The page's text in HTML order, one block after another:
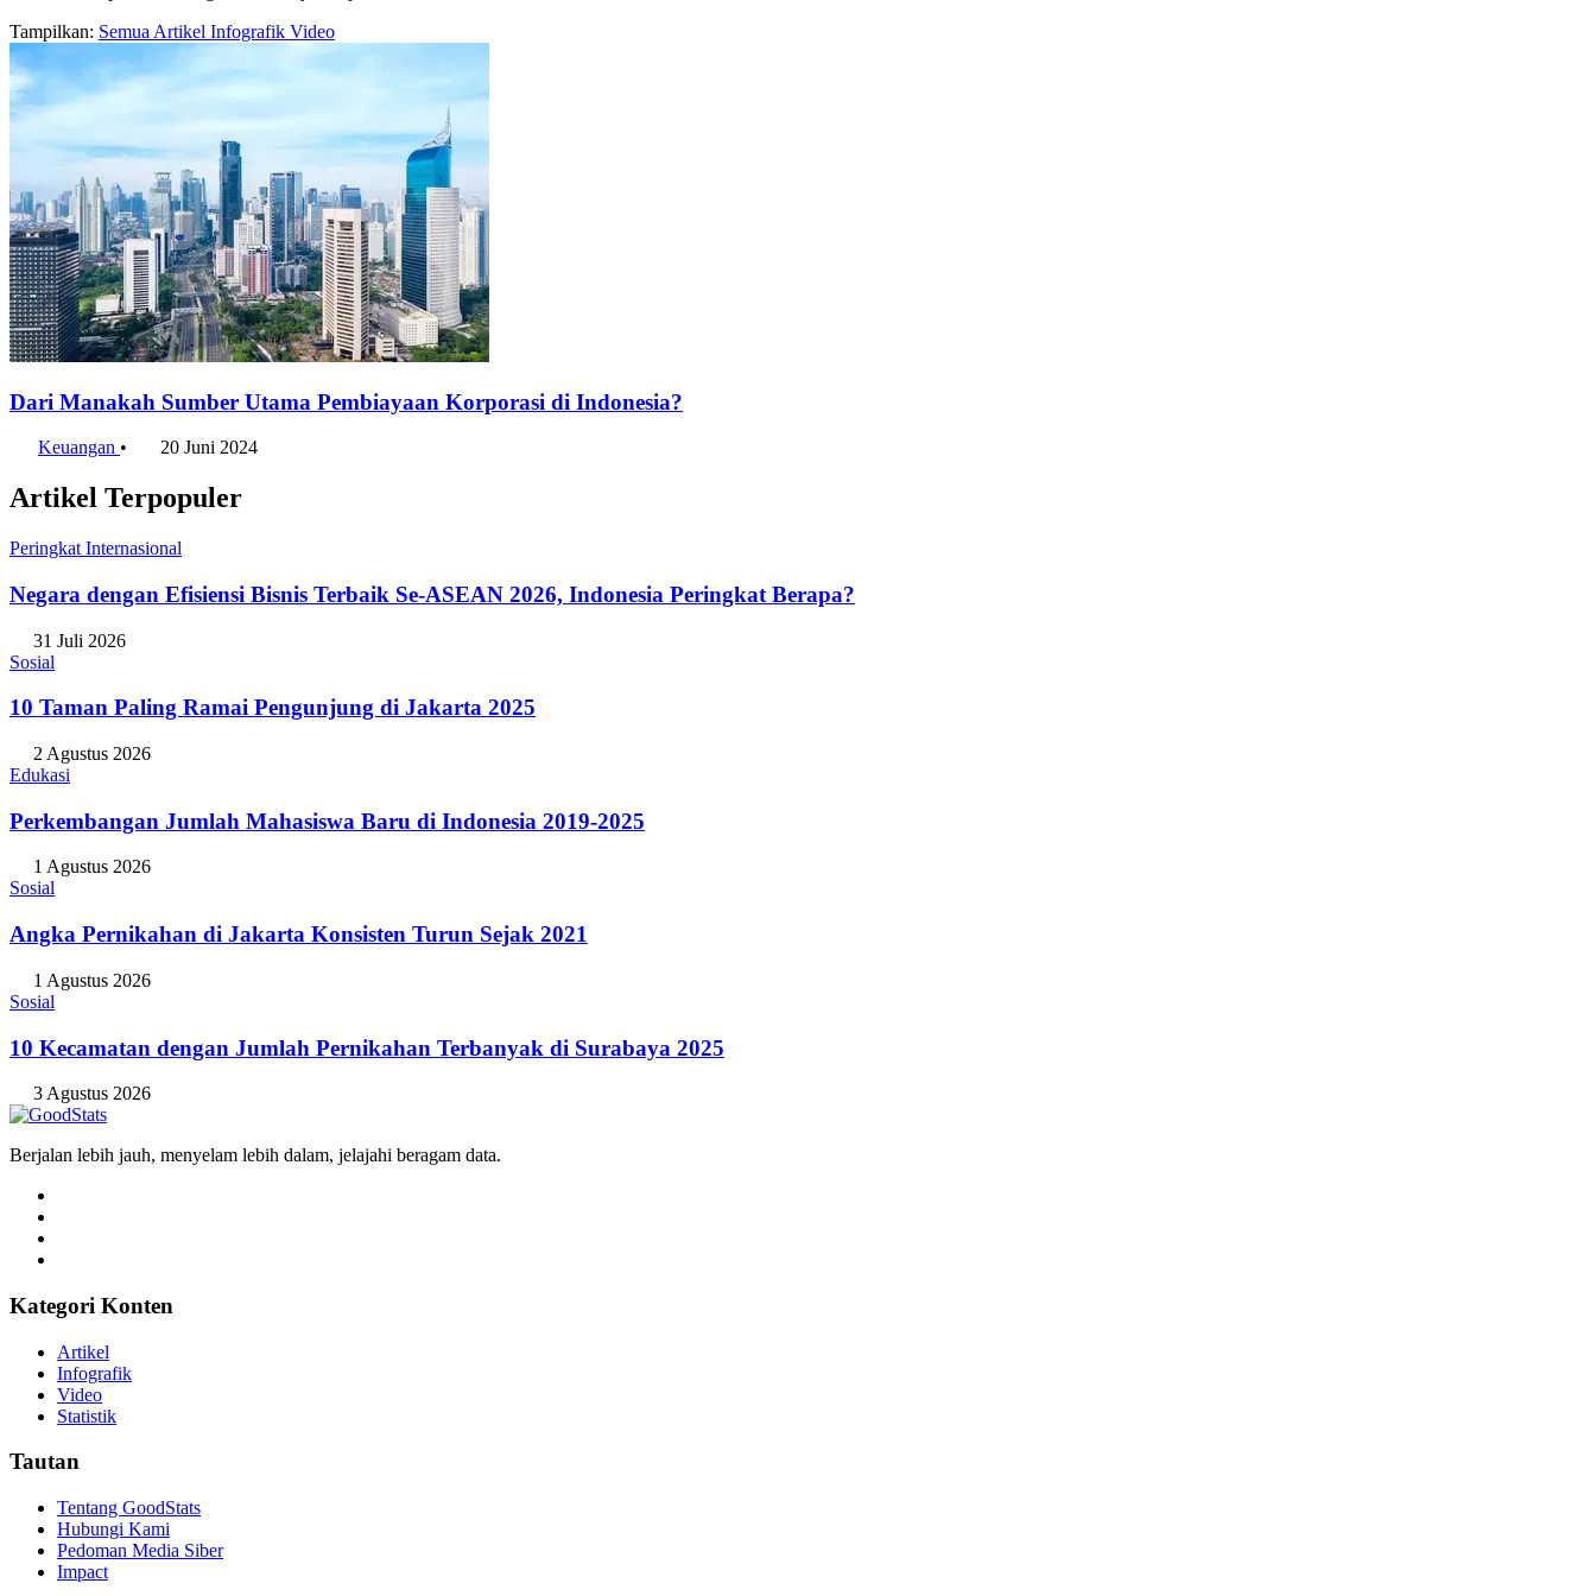
Tampilkan: Semua Artikel Infografik Video
Dari Manakah Sumber Utama Pembiayaan Korporasi di Indonesia?
Keuangan • 20 Juni 2024
Artikel Terpopuler
Peringkat Internasional
Negara dengan Efisiensi Bisnis Terbaik Se-ASEAN 2026, Indonesia Peringkat Berapa?
31 Juli 2026
Sosial
10 Taman Paling Ramai Pengunjung di Jakarta 2025
2 Agustus 2026
Edukasi
Perkembangan Jumlah Mahasiswa Baru di Indonesia 2019-2025
1 Agustus 2026
Sosial
Angka Pernikahan di Jakarta Konsisten Turun Sejak 2021
1 Agustus 2026
Sosial
10 Kecamatan dengan Jumlah Pernikahan Terbanyak di Surabaya 2025
3 Agustus 2026
Berjalan lebih jauh, menyelam lebih dalam, jelajahi beragam data.
Kategori Konten
Artikel
Infografik
Video
Statistik
Tautan
Tentang GoodStats
Hubungi Kami
Pedoman Media Siber
Impact